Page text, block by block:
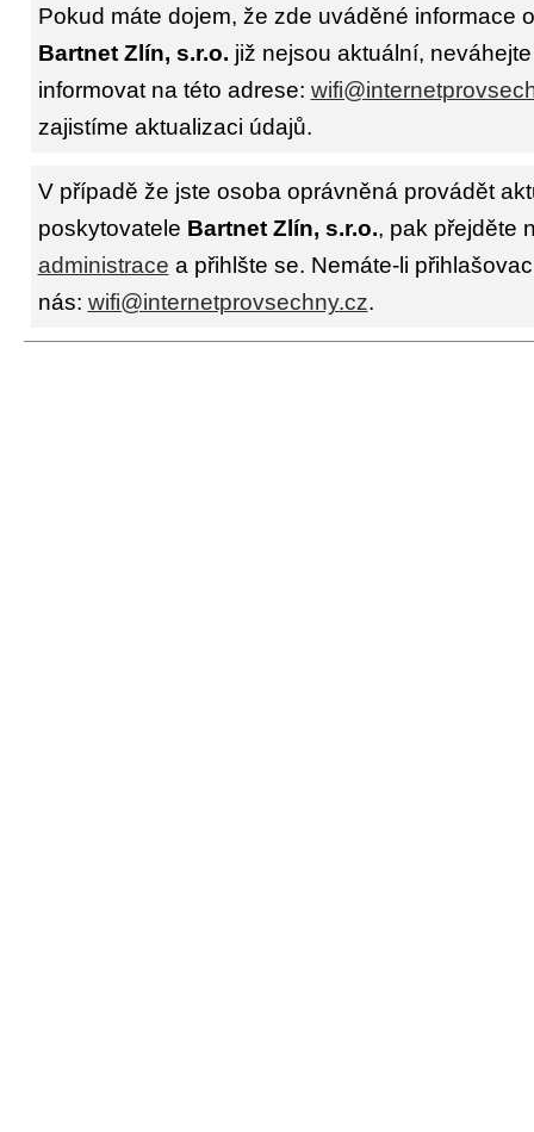
Pokud máte dojem, že zde uváděné informace
Bartnet Zlín, s.r.o. již nejsou aktuální,
informovat na této adrese:
zajistíme aktualizaci údajů.
V případě že jste osoba oprávněná provádět
poskytovatele Bartnet Zlín, s.r.o., pak přejděte
administrace a přihlšte se. Nemáte-li
nás: wifi@internetprovsechny.cz.